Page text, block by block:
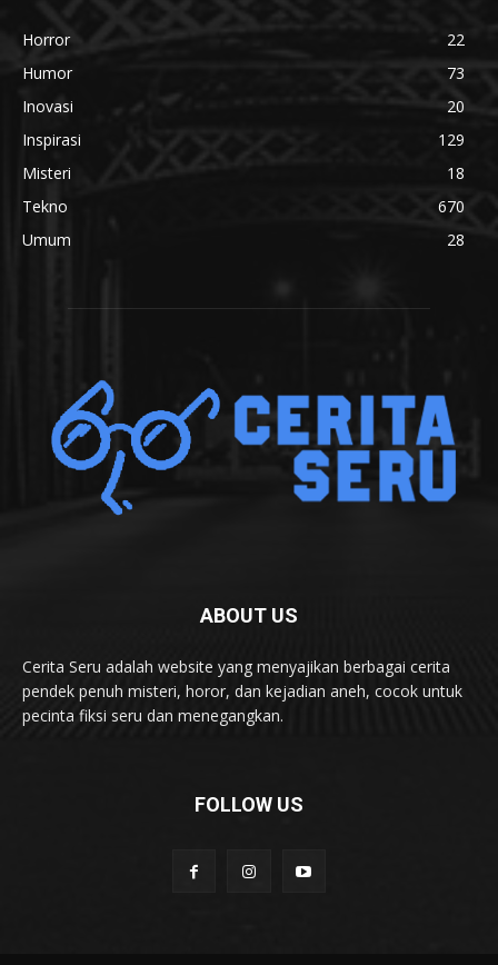
Horror
22
Humor
73
Inovasi
20
Inspirasi
129
Misteri
18
Tekno
670
Umum
28
ABOUT US
Cerita Seru adalah website yang menyajikan berbagai cerita
pendek penuh misteri, horor, dan kejadian aneh, cocok untuk
pecinta fiksi seru dan menegangkan.
FOLLOW US